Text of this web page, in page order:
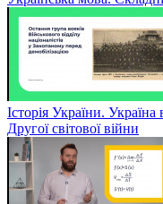
Історія України.
Другої світової війни